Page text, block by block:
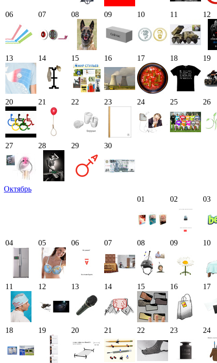
06 07 08 09 10 11 12
13 14 15 16 17 18 19
20 21 22 23 24 25 26
27 28 29 30
Октябрь
01
02 03
04 05 06 07 08 09 10
11 12 13 14 15 16 17
18 19 20 21 22 23 24